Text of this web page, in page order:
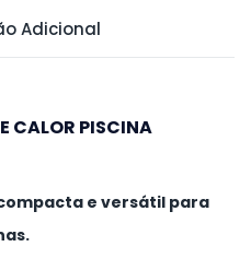
Adicional
CALOR PISCINA
e versátil para